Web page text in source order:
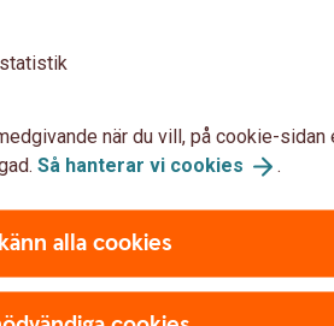
när du vill, på cookie-sidan
Så hanterar vi cookies .
alla cookies